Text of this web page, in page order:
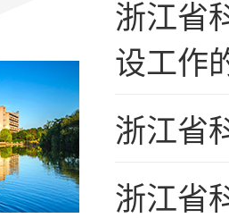
浙江省
设工作
浙江省
浙江省